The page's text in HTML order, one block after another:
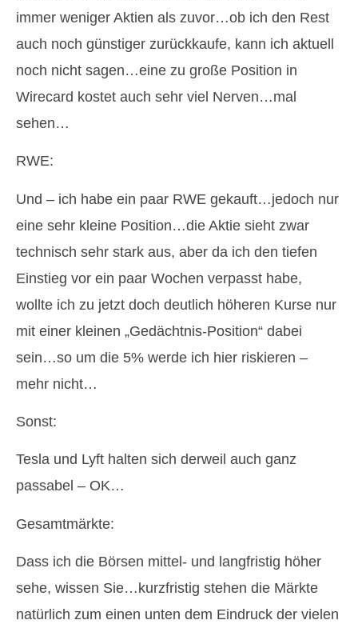
immer weniger Aktien als zuvor…ob ich den Rest
auch noch günstiger zurückkaufe, kann ich aktuell
noch nicht sagen…eine zu große Position in
Wirecard kostet auch sehr viel Nerven…mal
sehen…
RWE:
Und – ich habe ein paar RWE gekauft…jedoch nur
eine sehr kleine Position…die Aktie sieht zwar
technisch sehr stark aus, aber da ich den tiefen
Einstieg vor ein paar Wochen verpasst habe,
wollte ich zu jetzt doch deutlich höheren Kurse nur
mit einer kleinen „Gedächtnis-Position“ dabei
sein…so um die 5% werde ich hier riskieren –
mehr nicht…
Sonst:
Tesla und Lyft halten sich derweil auch ganz
passabel – OK…
Gesamtmärkte:
Dass ich die Börsen mittel- und langfristig höher
sehe, wissen Sie…kurzfristig stehen die Märkte
natürlich zum einen unten dem Eindruck der vielen